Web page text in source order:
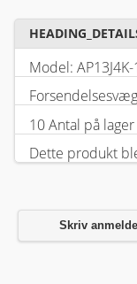
Model: AP13J4K-
10 Antal på lager
Skriv